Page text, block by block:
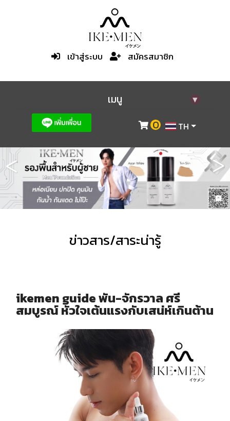
เข้าสู่ระบบ สมัครสมาชิก
เมนู ▾
0 TH
< >
ข่าวสาร/สาระน่ารู้
ikemen guide พัน-จักรวาล ศรี
สมบูรณ์ หัวใจเต้นแรงกับเสน่ห์เกินต้าน